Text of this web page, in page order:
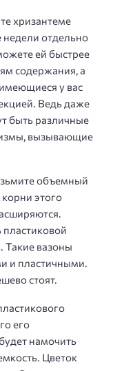
хризантеме
недели отдельно
ей быстрее
содержания, а
у вас
Ведь даже
быть различные
вызывающие
объемный
этого
Такие вазоны
и пластичными.
стоят.
его
намочить
Цветок